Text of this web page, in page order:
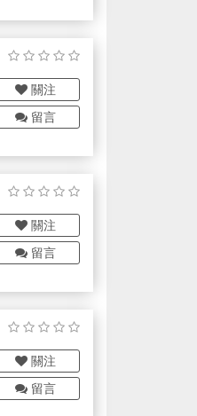
關注
留言
關注
留言
關注
留言